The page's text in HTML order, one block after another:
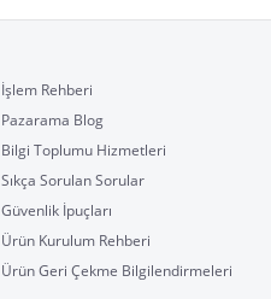
İşlem Rehberi
Pazarama Blog
Bilgi Toplumu Hizmetleri
Sıkça Sorulan Sorular
Güvenlik İpuçları
Ürün Kurulum Rehberi
Ürün Geri Çekme Bilgilendirmeleri